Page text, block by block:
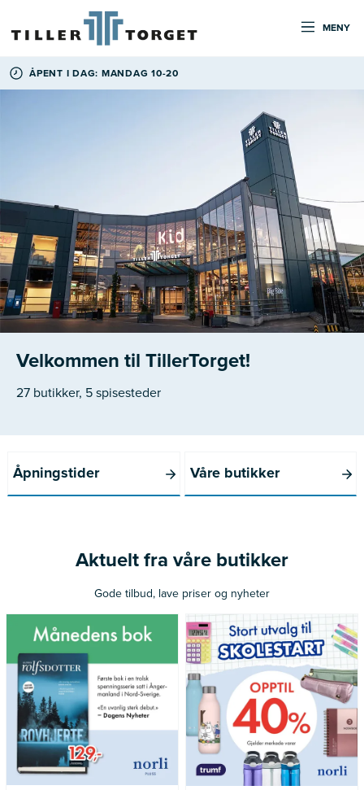
MENY
ÅPENT I DAG: MANDAG 10-20
Velkommen til TillerTorget!
27 butikker, 5 spisesteder
Åpningstider Våre butikker
Aktuelt fra våre butikker
Gode tilbud, lave priser og nyheter
Gjelder medlemmer av Norli
Gjelder merkede varer